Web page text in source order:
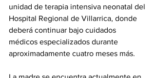
unidad de terapia intensiva neonatal del
Hospital Regional de Villarrica, donde
deberá continuar bajo cuidados
médicos especializados durante
aproximadamente cuatro meses más.